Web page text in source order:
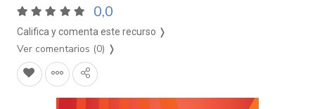
0,0
Califica y comenta este recurso ❭
Ver comentarios (0) ❭